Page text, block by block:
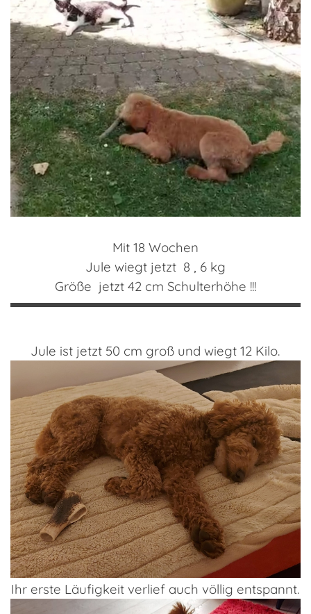
Mit 18 Wochen
Jule wiegt jetzt 8 , 6 kg
Größe jetzt 42 cm Schulterhöhe !!!
Jule ist jetzt 50 cm groß und wiegt 12 Kilo.
Ihr erste Läufigkeit verlief auch völlig entspannt.